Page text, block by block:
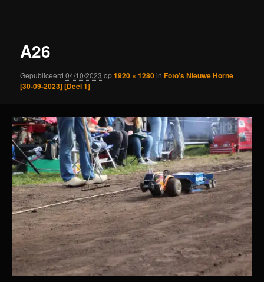
A26
Gepubliceerd04/10/2023 op1920 × 1280inFoto’s Nieuwe Horne
[30-09-2023] [Deel 1]